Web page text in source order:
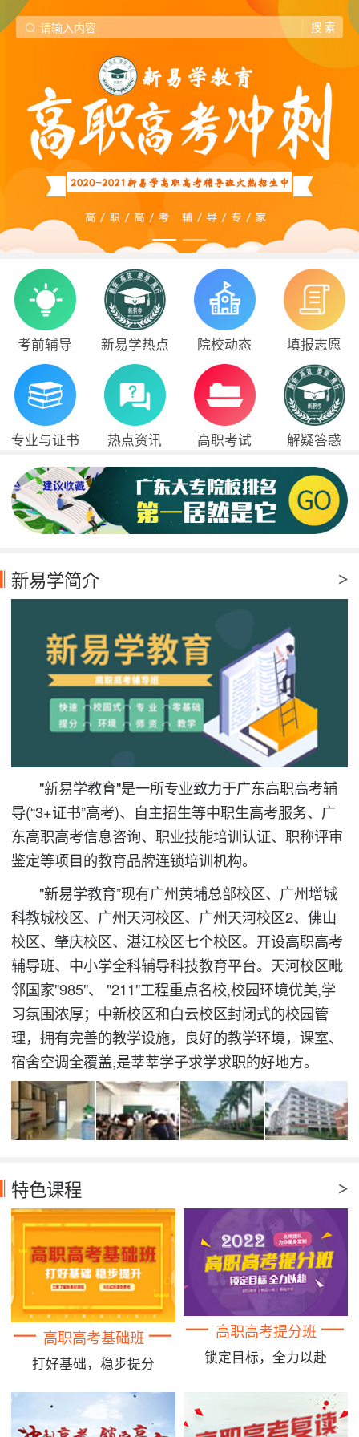
考前辅导 新易学热点 院校动态 填报志愿
专业与证书 热点资讯 高职考试 解疑答惑
新易学简介
"新易学教育"是一所专业致力于广东高职高考辅
导(“3+证书”高考)、自主招生等中职生高考服务、广
东高职高考信息咨询、职业技能培训认证、职称评审
鉴定等项目的教育品牌连锁培训机构。
"新易学教育”现有广州黄埔总部校区、广州增城
科教城校区、广州天河校区、广州天河校区2、佛山
校区、肇庆校区、湛江校区七个校区。开设高职高考
辅导班、中小学全科辅导科技教育平台。天河校区毗
邻国家"985"、 "211"工程重点名校,校园环境优美,学
习氛围浓厚；中新校区和白云校区封闭式的校园管
理，拥有完善的教学设施，良好的教学环境，课室、
宿舍空调全覆盖,是莘莘学子求学求职的好地方。
特色课程
高职高考基础班
打好基础，稳步提分
高职高考提分班
锁定目标，全力以赴